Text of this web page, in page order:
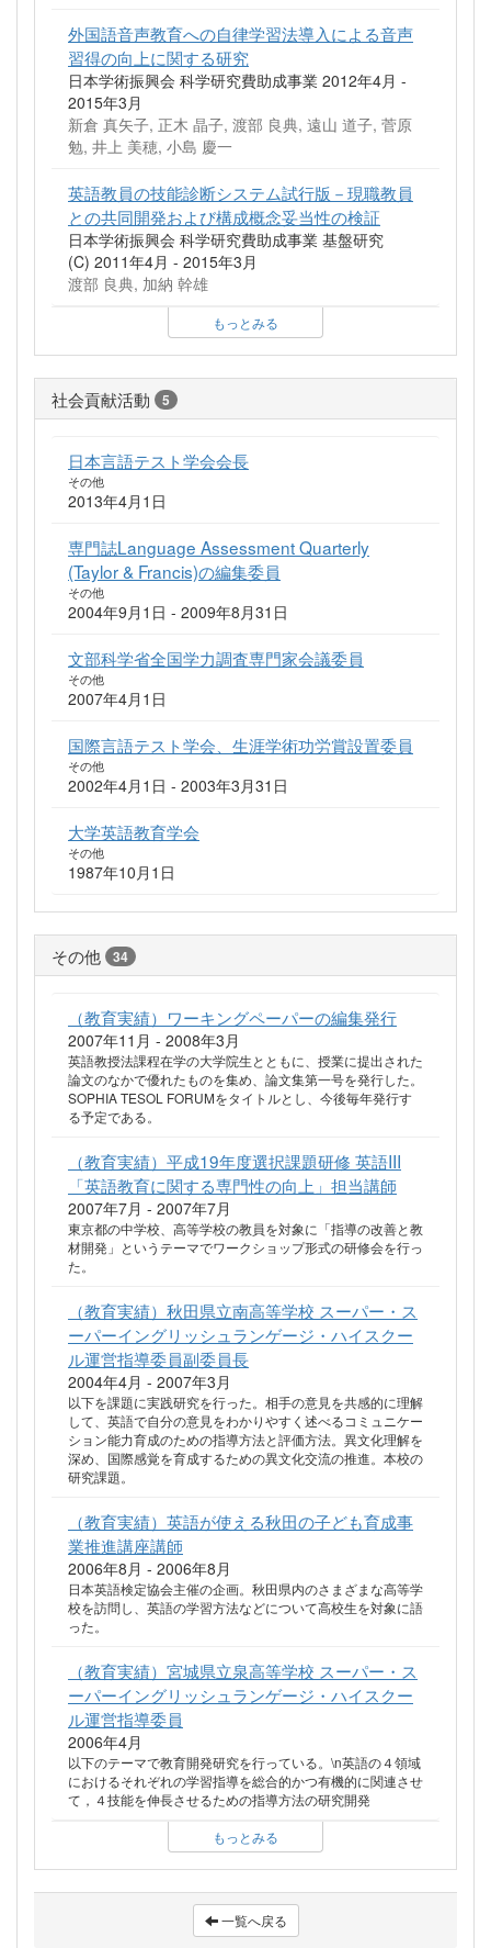
外国語音声教育への自律学習法導入による音声
習得の向上に関する研究
日本学術振興会 科学研究費助成事業 2012年4月 -
2015年3月
新倉 真矢子, 正木 晶子, 渡部 良典, 遠山 道子, 菅原
勉, 井上 美穂, 小島 慶一
英語教員の技能診断システム試行版－現職教員
との共同開発および構成概念妥当性の検証
日本学術振興会 科学研究費助成事業 基盤研究
(C) 2011年4月 - 2015年3月
渡部 良典, 加納 幹雄
もっとみる
社会貢献活動 5
日本言語テスト学会会長
その他
2013年4月1日
専門誌Language Assessment Quarterly
(Taylor & Francis)の編集委員
その他
2004年9月1日 - 2009年8月31日
文部科学省全国学力調査専門家会議委員
その他
2007年4月1日
国際言語テスト学会、生涯学術功労賞設置委員
その他
2002年4月1日 - 2003年3月31日
大学英語教育学会
その他
1987年10月1日
その他 34
（教育実績）ワーキングペーパーの編集発行
2007年11月 - 2008年3月
英語教授法課程在学の大学院生とともに、授業に提出された
論文のなかで優れたものを集め、論文集第一号を発行した。
SOPHIA TESOL FORUMをタイトルとし、今後毎年発行す
る予定である。
（教育実績）平成19年度選択課題研修 英語III
「英語教育に関する専門性の向上」担当講師
2007年7月 - 2007年7月
東京都の中学校、高等学校の教員を対象に「指導の改善と教
材開発」というテーマでワークショップ形式の研修会を行っ
た。
（教育実績）秋田県立南高等学校 スーパー・ス
ーパーイングリッシュランゲージ・ハイスクー
ル運営指導委員副委員長
2004年4月 - 2007年3月
以下を課題に実践研究を行った。相手の意見を共感的に理解
して、英語で自分の意見をわかりやすく述べるコミュニケー
ション能力育成のための指導方法と評価方法。異文化理解を
深め、国際感覚を育成するための異文化交流の推進。本校の
研究課題。
（教育実績）英語が使える秋田の子ども育成事
業推進講座講師
2006年8月 - 2006年8月
日本英語検定協会主催の企画。秋田県内のさまざまな高等学
校を訪問し、英語の学習方法などについて高校生を対象に語
った。
（教育実績）宮城県立泉高等学校 スーパー・ス
ーパーイングリッシュランゲージ・ハイスクー
ル運営指導委員
2006年4月
以下のテーマで教育開発研究を行っている。\n英語の４領域
におけるそれぞれの学習指導を総合的かつ有機的に関連させ
て，４技能を伸長させるための指導方法の研究開発
もっとみる
一覧へ戻る